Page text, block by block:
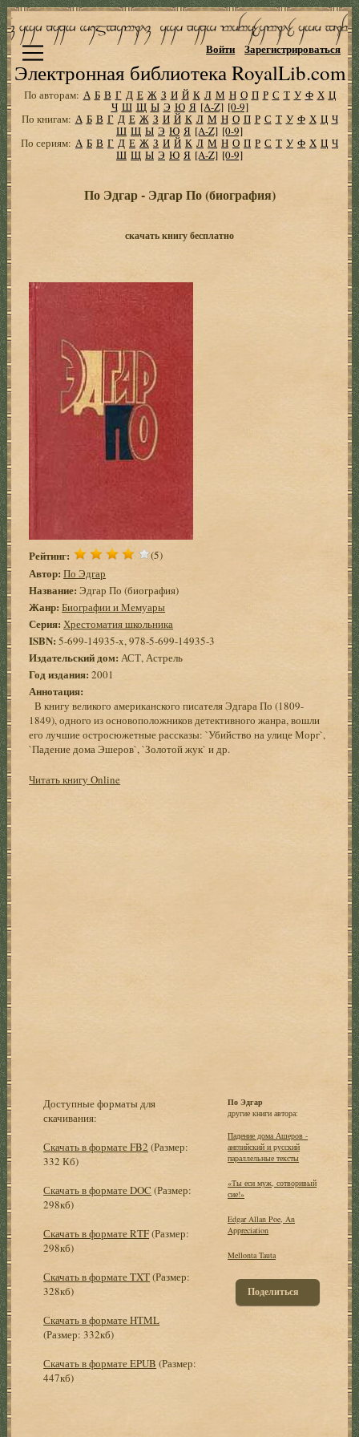
Электронная библиотека RoyalLib.com
Войти Зарегистрироваться
По авторам: А Б В Г Д Е Ж З И Й К Л М Н О П Р С Т У Ф Х Ц
Ч Ш Щ Ы Э Ю Я [A-Z] [0-9]
По книгам: А Б В Г Д Е Ж З И Й К Л М Н О П Р С Т У Ф Х Ц Ч
Ш Щ Ы Э Ю Я [A-Z] [0-9]
По сериям: А Б В Г Д Е Ж З И Й К Л М Н О П Р С Т У Ф Х Ц Ч
Ш Щ Ы Э Ю Я [A-Z] [0-9]
По Эдгар - Эдгар По (биография)
скачать книгу бесплатно
Рейтинг: (5)
Автор: По Эдгар
Название: Эдгар По (биография)
Жанр: Биографии и Мемуары
Серия: Хрестоматия школьника
ISBN: 5-699-14935-x, 978-5-699-14935-3
Издательский дом: АСТ, Астрель
Год издания: 2001
Аннотация:
В книгу великого американского писателя Эдгара По (1809-
1849), одного из основоположников детективного жанра, вошли
его лучшие остросюжетные рассказы: `Убийство на улице Морг`,
`Падение дома Эшеров`, `Золотой жук` и др.
Читать книгу Online
Доступные форматы для
скачивания:
Скачать в формате FB2 (Размер:
332 Кб)
Скачать в формате DOC (Размер:
298кб)
Скачать в формате RTF(Размер:
298кб)
Скачать в формате TXT(Размер:
328кб)
Скачать в формате HTML
(Размер: 332кб)
Скачать в формате EPUB (Размер:
447кб)
По Эдгар
другие книги автора:
Падение дома Ашеров -
английский и русский
параллельные тексты
«Ты еси муж, сотворивый
сие!»
Edgar Allan Poe, An
Appreciation
Mellonta Tauta
Поделиться